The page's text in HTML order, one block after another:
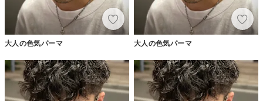
大人の色気パーマ 大人の色気パーマ